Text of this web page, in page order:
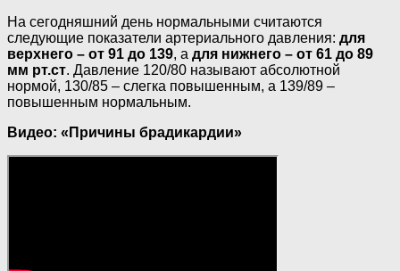
На сегодняшний день нормальными считаются
следующие показатели артериального давления: для
верхнего – от 91 до 139, а для нижнего – от 61 до 89
мм рт.ст. Давление 120/80 называют абсолютной
нормой, 130/85 – слегка повышенным, а 139/89 –
повышенным нормальным.
Видео: «Причины брадикардии»